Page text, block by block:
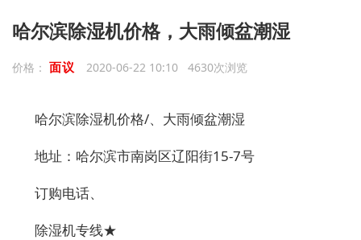
哈尔滨除湿机价格，大雨倾盆潮湿
价格： 面议 2020-06-22 10:10 4630次浏览
哈尔滨除湿机价格/、 大雨倾盆潮湿
地址 ： 哈尔滨市南岗区辽阳街15-7号
订购电话、
除湿机专线★